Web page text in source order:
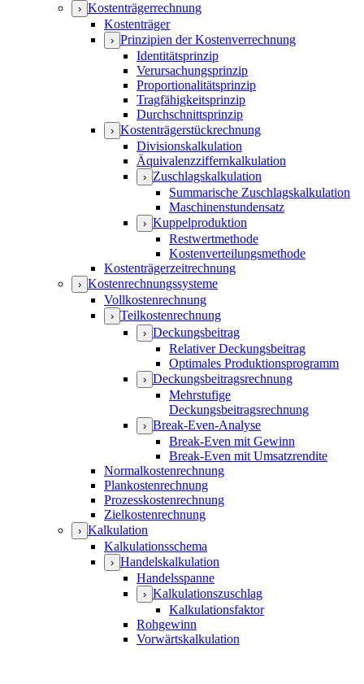
› Kostenträgerrechnung
Kostenträger
› Prinzipien der Kostenverrechnung
Identitätsprinzip
Verursachungsprinzip
Proportionalitätsprinzip
Tragfähigkeitsprinzip
Durchschnittsprinzip
› Kostenträgerstückrechnung
Divisionskalkulation
Äquivalenzziffernkalkulation
› Zuschlagskalkulation
Summarische Zuschlagskalkulation
Maschinenstundensatz
› Kuppelproduktion
Restwertmethode
Kostenverteilungsmethode
Kostenträgerzeitrechnung
› Kostenrechnungssysteme
Vollkostenrechnung
› Teilkostenrechnung
› Deckungsbeitrag
Relativer Deckungsbeitrag
Optimales Produktionsprogramm
› Deckungsbeitragsrechnung
Mehrstufige
Deckungsbeitragsrechnung
› Break-Even-Analyse
Break-Even mit Gewinn
Break-Even mit Umsatzrendite
Normalkostenrechnung
Plankostenrechnung
Prozesskostenrechnung
Zielkostenrechnung
› Kalkulation
Kalkulationsschema
› Handelskalkulation
Handelsspanne
› Kalkulationszuschlag
Kalkulationsfaktor
Rohgewinn
Vorwärtskalkulation